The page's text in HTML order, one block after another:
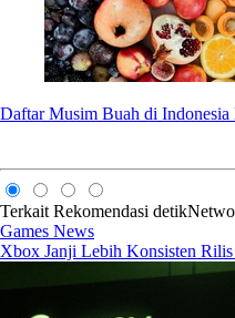
Daftar Musim Buah di Indonesia
Terkait Rekomendasi
Games News
Xbox Janji Lebih Konsisten